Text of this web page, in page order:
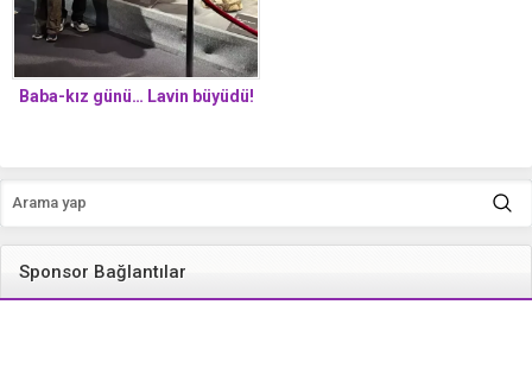
Baba-kız günü… Lavin büyüdü!
Sponsor Bağlantılar